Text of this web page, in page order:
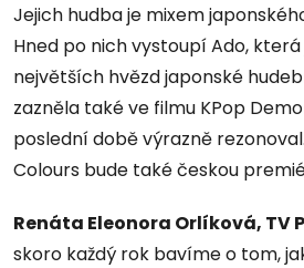
Jejich hudba je mixem
Hned po nich vystoupí Ado, která
největších hvězd japonské
zazněla také ve filmu KPop
poslední době výrazně
Colours bude také českou
Renáta Eleonora Orlíková, TV
skoro každý rok bavíme o tom,